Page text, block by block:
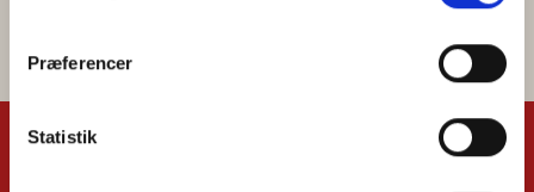
Præferencer
Statistik